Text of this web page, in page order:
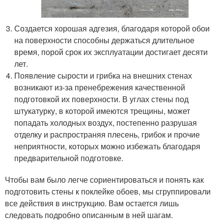
Создается хорошая адгезия, благодаря которой обои
на поверхности способны держаться длительное
время, порой срок их эксплуатации достигает десяти
лет.
Появление сырости и грибка на внешних стенах
возникают из-за пренебрежения качественной
подготовкой их поверхности. В углах стены под
штукатурку, в которой имеются трещины, может
попадать холодных воздух, постепенно разрушая
отделку и распространяя плесень, грибок и прочие
неприятности, которых можно избежать благодаря
предварительной подготовке.
Чтобы вам было легче сориентироваться и понять как
подготовить стены к поклейке обоев, мы сгруппировали
все действия в инструкцию. Вам остается лишь
следовать подробно описанным в ней шагам.